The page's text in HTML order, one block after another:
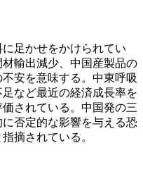
足かせをかけられてい
輸出減少、中国産製品の
安を意味する。中東呼吸
など最近の経済成長率を
されている。中国発の三
否定的な影響を与える恐
摘されている。